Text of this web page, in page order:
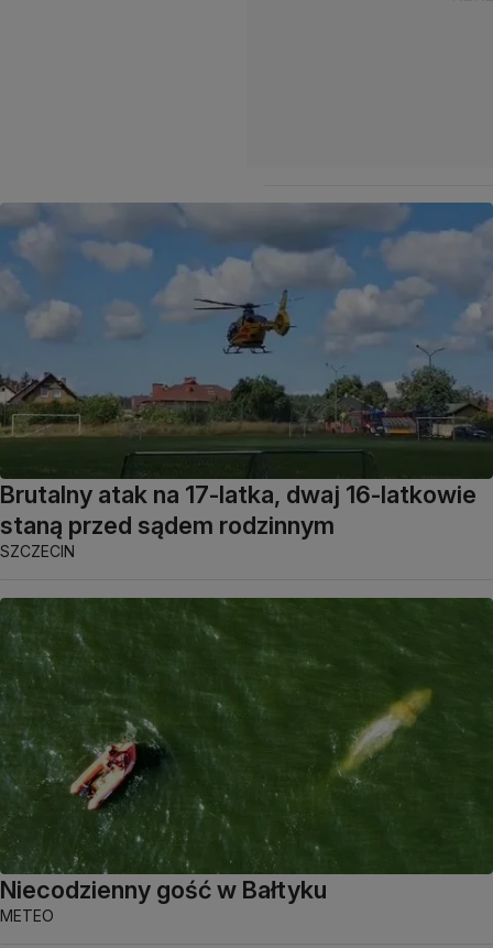
Brutalny atak na 17-latka, dwaj 16-latkowie
staną przed sądem rodzinnym
SZCZECIN
Niecodzienny gość w Bałtyku
METEO